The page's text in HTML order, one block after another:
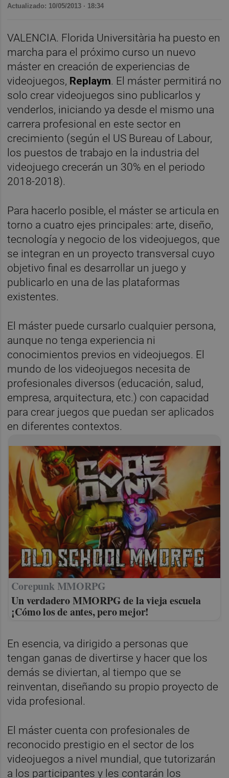
Actualizado: 10/05/2013 · 18:34
VALENCIA. Florida Universitària ha puesto en
marcha para el próximo curso un nuevo
máster en creación de experiencias de
videojuegos, Replaym. El máster permitirá no
solo crear videojuegos sino publicarlos y
venderlos, iniciando ya desde el mismo una
carrera profesional en este sector en
crecimiento (según el US Bureau of Labour,
los puestos de trabajo en la industria del
videojuego crecerán un 30% en el periodo
2018-2018).
Para hacerlo posible, el máster se articula en
torno a cuatro ejes principales: arte, diseño,
tecnología y negocio de los videojuegos, que
se integran en un proyecto transversal cuyo
objetivo final es desarrollar un juego y
publicarlo en una de las plataformas
existentes.
El máster puede cursarlo cualquier persona,
aunque no tenga experiencia ni
conocimientos previos en videojuegos. El
mundo de los videojuegos necesita de
profesionales diversos (educación, salud,
empresa, arquitectura, etc.) con capacidad
para crear juegos que puedan ser aplicados
en diferentes contextos.
Corepunk MMORPG
Un verdadero MMORPG de la vieja escuela
¡Cómo los de antes, pero mejor!
En esencia, va dirigido a personas que
tengan ganas de divertirse y hacer que los
demás se diviertan, al tiempo que se
reinventan, diseñando su propio proyecto de
vida profesional.
El máster cuenta con profesionales de
reconocido prestigio en el sector de los
videojuegos a nivel mundial, que tutorizarán
a los participantes y les contarán los